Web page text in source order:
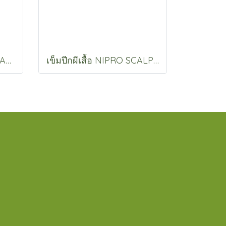
ใบมีดโกน PROFESSIONAL BLADE เข็มปีกผีเสื้อ NIPRO SCALP VEIN NIPRO